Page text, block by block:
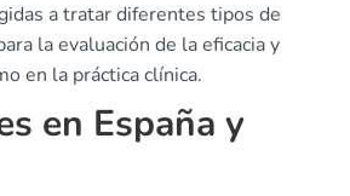
a tratar diferentes tipos de
la evaluación de la eficacia y
en la práctica clínica.
en España y